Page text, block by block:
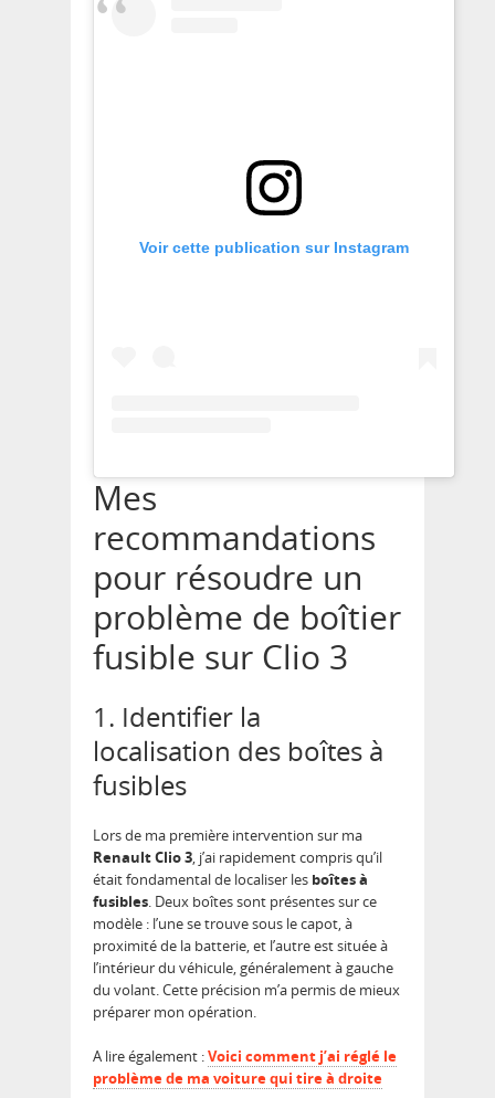
Voir cette publication sur Instagram
Mes
recommandations
pour résoudre un
problème de boîtier
fusible sur Clio 3
1. Identifier la
localisation des boîtes à
fusibles
Lors de ma première intervention sur ma
Renault Clio 3, j’ai rapidement compris qu’il
était fondamental de localiser les boîtes à
fusibles. Deux boîtes sont présentes sur ce
modèle : l’une se trouve sous le capot, à
proximité de la batterie, et l’autre est située à
l’intérieur du véhicule, généralement à gauche
du volant. Cette précision m’a permis de mieux
préparer mon opération.
A lire également :Voici comment j’ai réglé le
problème de ma voiture qui tire à droite